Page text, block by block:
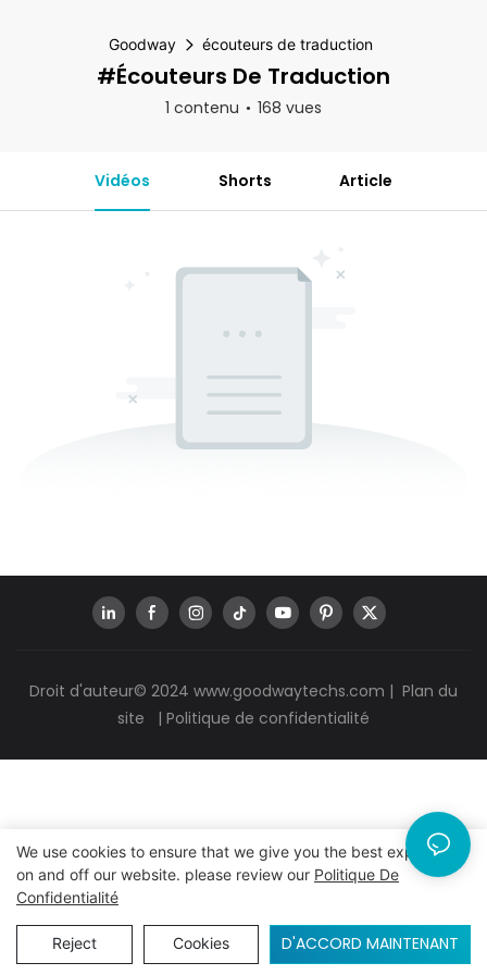
Goodway écouteurs de traduction
#écouteurs De Traduction
1 contenu 168 vues
Vidéos Shorts Article
Droit d'auteur© 2024 www.goodwaytechs.com | Plan du
site
| Politique de confidentialité
We use cookies to ensure that we give you the best experience
on and off our website. please review our Politique De
Confidentialité
Reject Cookies D'ACCORD MAINTENANT